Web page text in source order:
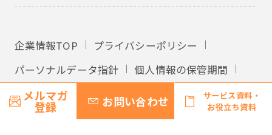
メルマガ
登録 お問い合わせ
サービス資料・
お役立ち資料
企業情報TOP
プライバシーポリシー
パーソナルデータ指針
個人情報の保管期間
外国への個人情報の提供
利用規約
サイトマップ